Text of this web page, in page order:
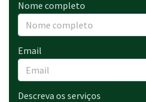
Nome completo
Email
Descreva os serviços